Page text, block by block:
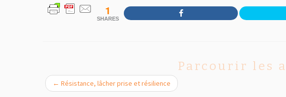
1
SHARES
Parcourir les
← Résistance, lâcher prise et résilience